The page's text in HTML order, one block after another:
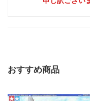
おすすめ商品